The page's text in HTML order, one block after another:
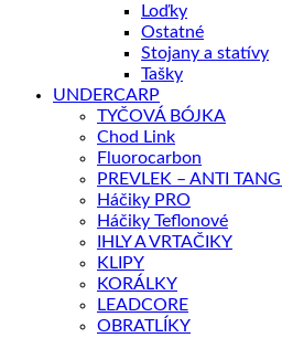
Loďky
Ostatné
Stojany a statívy
Tašky
UNDERCARP
TYČOVÁ BÓJKA
Chod Link
Fluorocarbon
PREVLEK – ANTI
Háčiky PRO
Háčiky Teflonové
IHLY A VRTAČIKY
KLIPY
KORÁLKY
LEADCORE
OBRATLÍKY